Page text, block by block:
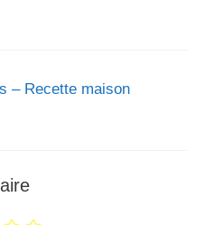
– Recette maison